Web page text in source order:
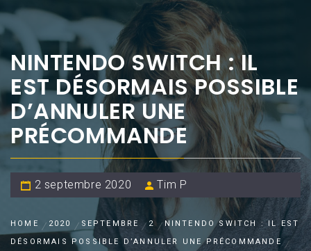
NINTENDO SWITCH : IL
EST DÉSORMAIS POSSIBLE
D’ANNULER UNE
PRÉCOMMANDE
2 septembre 2020 Tim P
HOME 2020 SEPTEMBRE 2
NINTENDO SWITCH : IL EST
DÉSORMAIS POSSIBLE D’ANNULER UNE PRÉCOMMANDE